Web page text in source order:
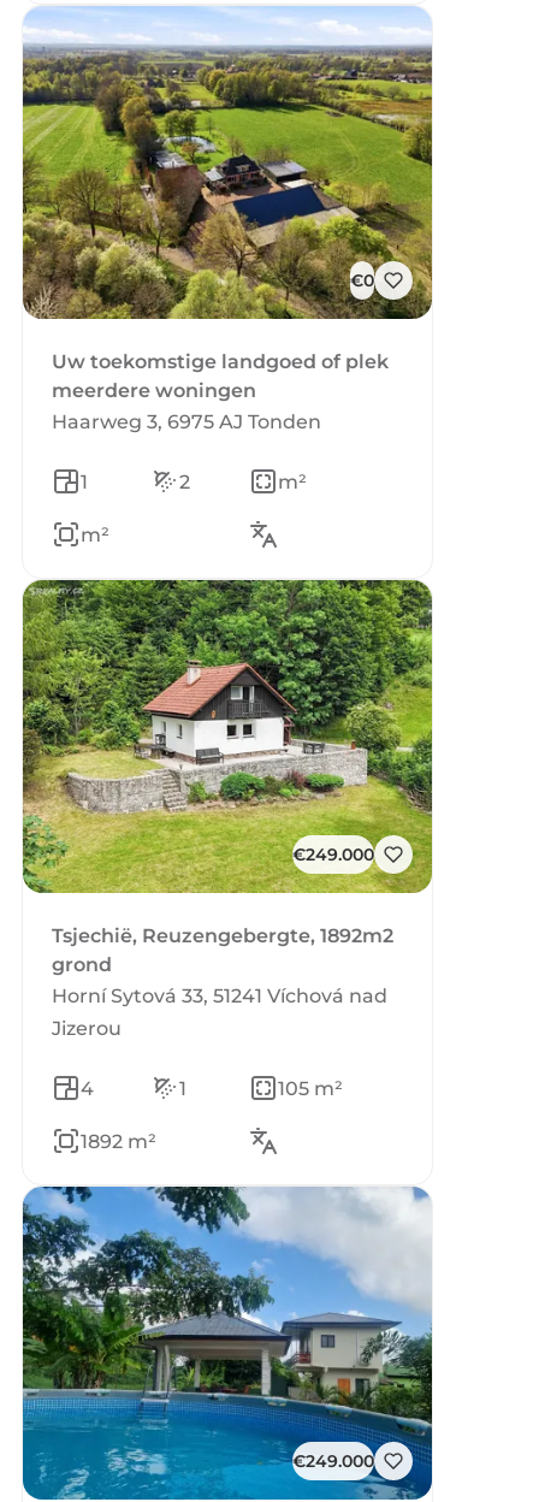
€0
Uw toekomstige landgoed of plek
meerdere woningen
Haarweg 3, 6975 AJ Tonden
1 2 m²
m²
€249.000
Tsjechië, Reuzengebergte, 1892m2
grond
Horní Sytová 33, 51241 Víchová nad
Jizerou
4 1 105 m²
1892 m²
€249.000